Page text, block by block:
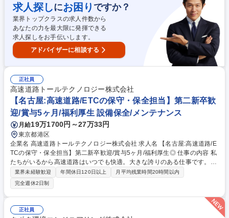
した不具合の簡単な修繕対応 ■清掃管理などの施設環境を維持する業務
（力仕事が発生する場合があります） ※現場を支えるやりがいのある仕事
です。実績次第で施設管理系のマネージャーへと昇進可能です。 募集職種
札幌【ホテル施設管理】急募/未経験歓迎/夜勤なし/引越支援金有/月9日休
み
求人探しにお困り ですか？
業界トップクラスの求人件数から
あなたの力を最大限に発揮できる
求人探しをお手伝いします。
アドバイザーに相談する
正社員
高速道路トールテクノロジー株式会社
【名古屋:高速道路/ETCの保守・保全担当】第二新卒歓
迎/賞与5ヶ月/福利厚生 設備保全/メンテナンス
月給19万1700円～27万33円
東京都港区
企業名 高速道路トールテクノロジー株式会社 求人名 【名古屋:高速道路/E
TCの保守・保全担当】第二新卒歓迎/賞与5ヶ月/福利厚生◎ 仕事の内容 私
たちがいるから高速道路はいつでも快適。大きな誇りのある仕事です。永
年に亘り培った技術と経験、ノウハウ、日々進化する新たな技術を一から
学び、活躍していただける方を募集します。 【具体的な仕事内容】料金シ
ステムやETCシステムが正常に稼働し続けられるよう、料金所の定期点検
や故障に対する問い合わせ対応を実施いただきます。 ■全員がイチからの
スタートです。新卒/中途社員/異動者の受け入れ態勢は万全、教育制度も
業界未経験歓迎 年間休日120日以上
月平均残業時間20時間以内
完全週休2日制
正社員